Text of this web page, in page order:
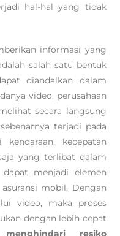
hal-hal yang tidak
informasi yang
salah satu bentuk
diandalkan dalam
video, perusahaan
secara langsung
terjadi pada
kecepatan
yang terlibat dalam
menjadi elemen
mobil. Dengan
video, maka proses
dengan lebih cepat
resiko